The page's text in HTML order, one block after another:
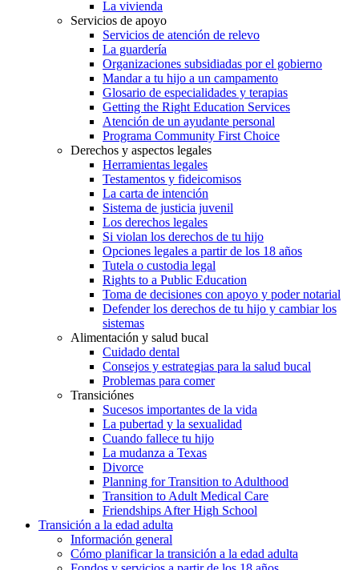
La vivienda
Servicios de apoyo
Servicios de atención de relevo
La guardería
Organizaciones subsidiadas por el gobierno
Mandar a tu hijo a un campamento
Glosario de especialidades y terapias
Getting the Right Education Services
Atención de un ayudante personal
Programa Community First Choice
Derechos y aspectos legales
Herramientas legales
Testamentos y fideicomisos
La carta de intención
Sistema de justicia juvenil
Los derechos legales
Si violan los derechos de tu hijo
Opciones legales a partir de los 18 años
Tutela o custodia legal
Rights to a Public Education
Toma de decisiones con apoyo y poder notarial
Defender los derechos de tu hijo y cambiar los
sistemas
Alimentación y salud bucal
Cuidado dental
Consejos y estrategias para la salud bucal
Problemas para comer
Transiciónes
Sucesos importantes de la vida
La pubertad y la sexualidad
Cuando fallece tu hijo
La mudanza a Texas
Divorce
Planning for Transition to Adulthood
Transition to Adult Medical Care
Friendships After High School
Transición a la edad adulta
Información general
Cómo planificar la transición a la edad adulta